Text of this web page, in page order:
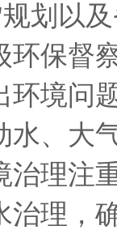
规划以
环保督
环境问
水、大
治理注
治理，